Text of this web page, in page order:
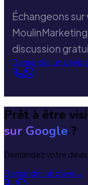
Échangeons
discussion
Demander un devis
Prêt à être
sur Google ?
Demandez votre
Demander un devis→